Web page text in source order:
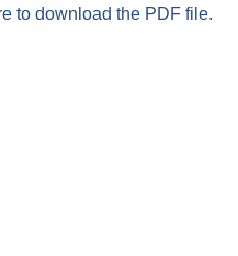
to download the PDF file.